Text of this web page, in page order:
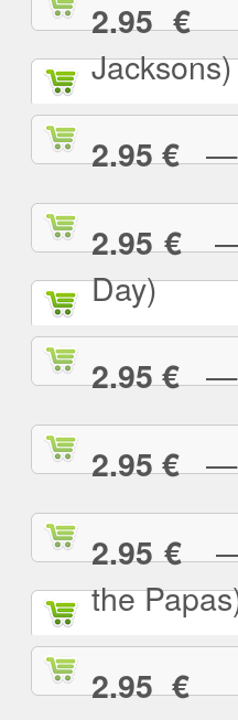
2.95 €—
Jacksons)
2.95 €—
2.95 €—
Day)
2.95 €—
2.95 €—
2.95 €—
the
2.95 €—